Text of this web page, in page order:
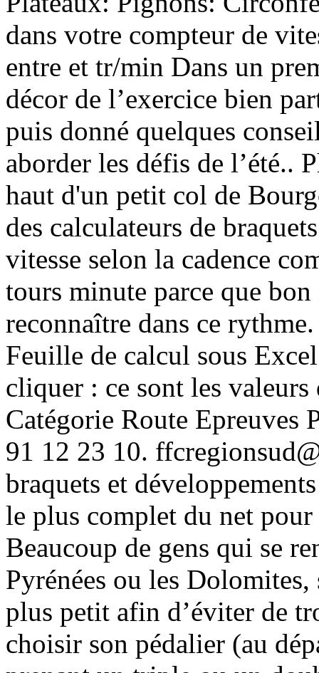
dans votre compteur de
entre et tr/min Dans un
décor de l’exercice bien
puis donné quelques
aborder les défis de l’été..
haut d'un petit col de
des calculateurs de
vitesse selon la cadence
tours minute parce que
reconnaître dans ce
Feuille de calcul sous
cliquer : ce sont les
Catégorie Route Epreuves
91 12 23 10.
braquets et
le plus complet du net
Beaucoup de gens qui se
Pyrénées ou les
plus petit afin d’éviter de
choisir son pédalier (au